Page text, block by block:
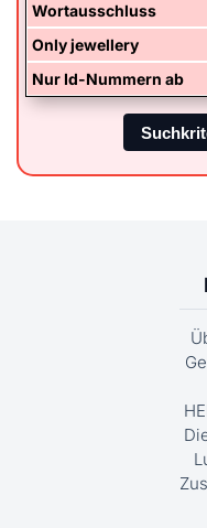
Wortausschluss
Only jewellery
Nur Id-Nummern ab